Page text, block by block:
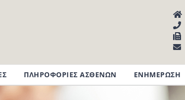
ΠΛΗΡΟΦΟΡΙΕΣ ΑΣΘΕΝΩΝ ΕΝΗΜΕΡΩΣΗ